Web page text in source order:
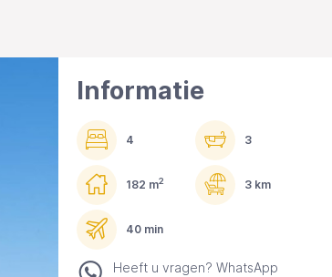
Informatie
4 3
182 m2 3 km
40 min
Heeft u vragen? WhatsApp